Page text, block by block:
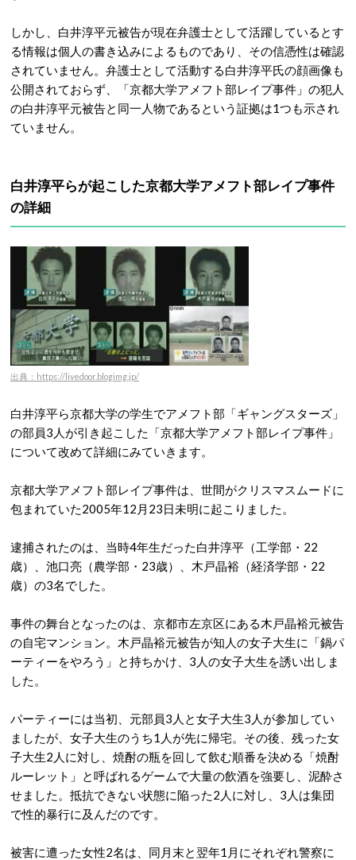
しかし、白井淳平元被告が現在弁護士として活躍しているとす
る情報は個人の書き込みによるものであり、その信憑性は確認
されていません。弁護士として活動する白井淳平氏の顔画像も
公開されておらず、「京都大学アメフト部レイプ事件」の犯人
の白井淳平元被告と同一人物であるという証拠は1つも示され
ていません。
白井淳平らが起こした京都大学アメフト部レイプ事件
の詳細
出典：https://livedoor.blogimg.jp/
白井淳平ら京都大学の学生でアメフト部「ギャングスターズ」
の部員3人が引き起こした「京都大学アメフト部レイプ事件」
について改めて詳細にみていきます。
京都大学アメフト部レイプ事件は、世間がクリスマスムードに
包まれていた2005年12月23日未明に起こりました。
逮捕されたのは、当時4年生だった白井淳平（工学部・22
歳）、池口亮（農学部・23歳）、木戸晶裕（経済学部・22
歳）の3名でした。
事件の舞台となったのは、京都市左京区にある木戸晶裕元被告
の自宅マンション。木戸晶裕元被告が知人の女子大生に「鍋パ
ーティーをやろう」と持ちかけ、3人の女子大生を誘い出しま
した。
パーティーには当初、元部員3人と女子大生3人が参加してい
ましたが、女子大生のうち1人が先に帰宅。 その後、残った女
子大生2人に対し、焼酎の瓶を回して飲む順番を決める「焼酎
ルーレット」と呼ばれるゲームで大量の飲酒を強要し、泥酔さ
せました。 抵抗できない状態に陥った2人に対し、3人は集団
で性的暴行に及んだのです。
被害に遭った女性2名は、同月末と翌年1月にそれぞれ警察に